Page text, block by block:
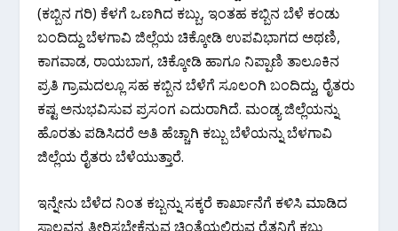
(ಕಬ್ಬಿನ ಗರಿ) ಕೆಳಗೆ ಒಣಗಿದ ಕಬ್ಬು, ಇಂತಹ ಕಬ್ಬಿನ ಬೆಳೆ ಕಂಡು
ಬಂದಿದ್ದು ಬೆಳಗಾವಿ ಜಿಲ್ಲೆಯ ಚಿಕ್ಕೋಡಿ ಉಪವಿಭಾಗದ ಅಥಣಿ,
ಕಾಗವಾಡ, ರಾಯಬಾಗ, ಚಿಕ್ಕೋಡಿ ಹಾಗೂ ನಿಪ್ಪಾಣಿ ತಾಲೂಕಿನ
ಪ್ರತಿ ಗ್ರಾಮದಲ್ಲೂ ಸಹ ಕಬ್ಬಿನ ಬೆಳೆಗೆ ಸೂಲಂಗಿ ಬಂದಿದ್ದು, ರೈತರು
ಕಷ್ಟ ಅನುಭವಿಸುವ ಪ್ರಸಂಗ ಎದುರಾಗಿದೆ.‌ ಮಂಡ್ಯ ಜಿಲ್ಲೆಯನ್ನು
ಹೊರತು ಪಡಿಸಿದರೆ ಅತಿ ಹೆಚ್ಚಾಗಿ ಕಬ್ಬು ಬೆಳೆಯನ್ನು ಬೆಳಗಾವಿ
ಜಿಲ್ಲೆಯ ರೈತರು ಬೆಳೆಯುತ್ತಾರೆ.
ಇನ್ನೇನು ಬೆಳೆದ ನಿಂತ ಕಬ್ಬನ್ನು ಸಕ್ಕರೆ ಕಾರ್ಖಾನೆಗೆ ಕಳಿಸಿ ಮಾಡಿದ
ಸಾಲವನ್ನ ತೀರಿಸಬೇಕೆನ್ನುವ ಚಿಂತೆಯಲ್ಲಿರುವ ರೈತನಿಗೆ ಕಬ್ಬು